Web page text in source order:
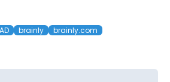
brainly
brainly.com